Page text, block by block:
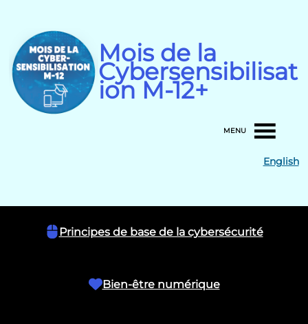
content
Mois de la
Cybersensibilisat
ion M-12+
MENU
English
Principes de base de la cybersécurité
Bien-être numérique